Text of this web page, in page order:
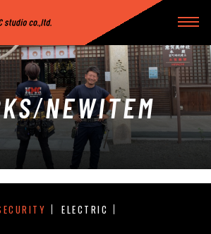
/NEWITEM
ELECTRIC